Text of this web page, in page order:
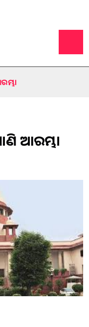
ଆରମ୍ଭ।